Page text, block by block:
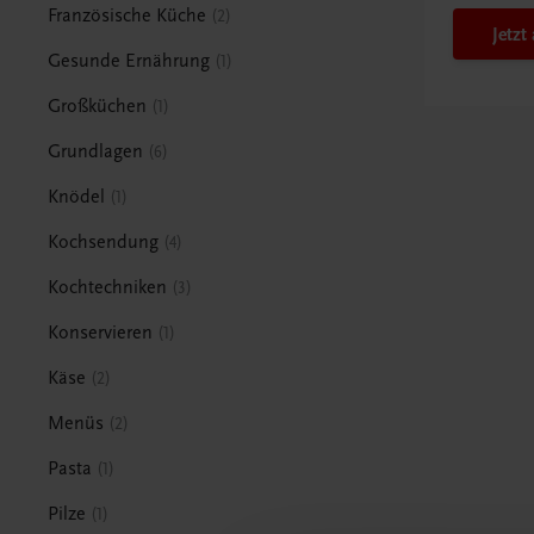
Französische Küche 2
Gesunde Ernährung 1
Großküchen 1
Grundlagen 6
Knödel 1
Kochsendung 4
Kochtechniken 3
Konservieren 1
Käse 2
Menüs 2
Pasta 1
Pilze 1
Jetzt